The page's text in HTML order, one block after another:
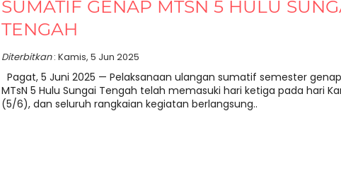
SUMATIF GENAP MTSN 5 HULU
TENGAH
Diterbitkan: Kamis, 5 Jun 2025
Pagat, 5 Juni 2025 — Pelaksanaan ulangan sumatif semester
MTsN 5 Hulu Sungai Tengah telah memasuki hari ketiga pada hari
(5/6), dan seluruh rangkaian kegiatan berlangsung..